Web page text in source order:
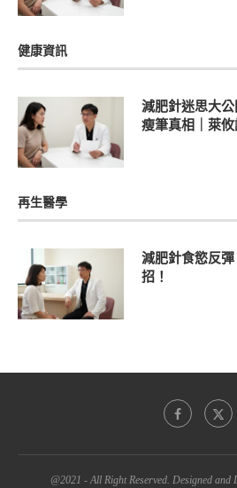
健康資訊
減肥針迷思大
瘦筆真相｜萊
再生醫學
減肥針食慾反
招！
@2021 - All Right Reserved. Designed and